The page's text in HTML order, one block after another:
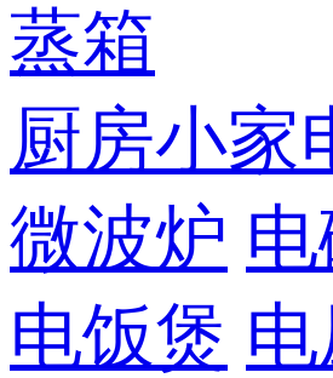
蒸箱
厨房小家
微波炉
电饭煲